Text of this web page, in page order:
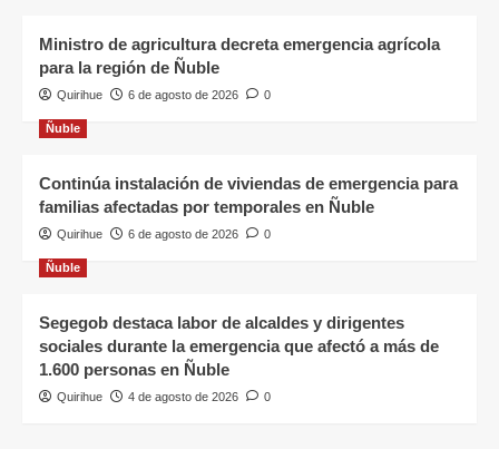
Ministro de agricultura decreta emergencia agrícola
para la región de Ñuble
Quirihue 6 de agosto de 2026 0
Ñuble
Continúa instalación de viviendas de emergencia para
familias afectadas por temporales en Ñuble
Quirihue 6 de agosto de 2026 0
Ñuble
Segegob destaca labor de alcaldes y dirigentes
sociales durante la emergencia que afectó a más de
1.600 personas en Ñuble
Quirihue 4 de agosto de 2026 0